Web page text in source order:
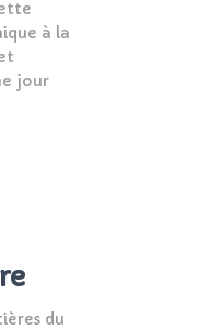
à la
jour
du